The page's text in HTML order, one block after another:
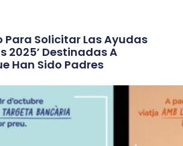
Para Solicitar Las Ayudas
2025’ Destinadas A
Han Sido Padres